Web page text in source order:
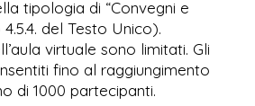
tipologia di “Convegni e
del Testo Unico).
virtuale sono limitati. Gli
fino al raggiungimento
di 1000 partecipanti.